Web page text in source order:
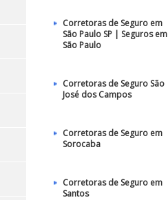
Corretoras de Seguro em
São Paulo SP | Seguros em
São Paulo
Corretoras de Seguro São
José dos Campos
Corretoras de Seguro em
Sorocaba
Corretoras de Seguro em
Santos